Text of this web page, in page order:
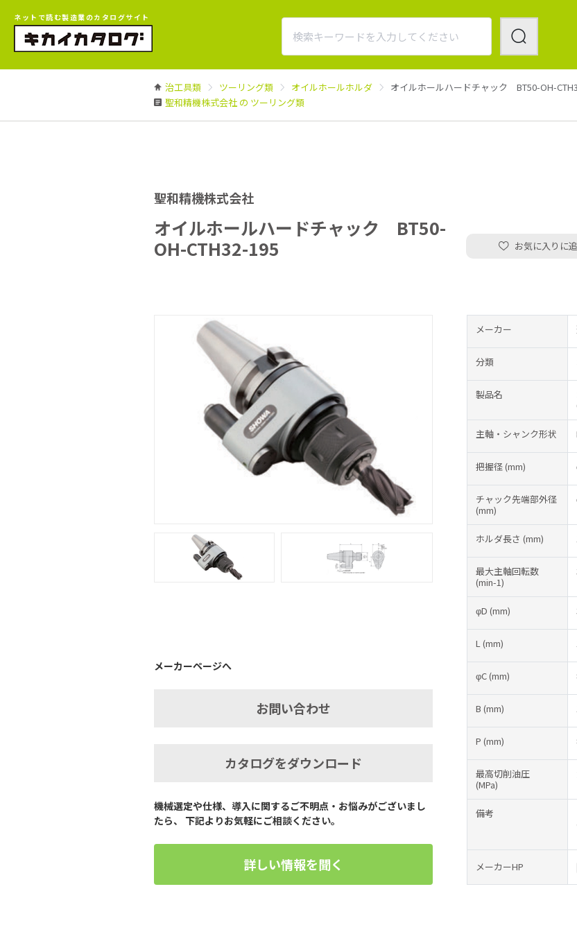
ネットで読む製造業のカタログサイト
治工具類 ツーリング類 オイルホールホルダ
オイルホールハードチャック BT50-OH-
聖和精機株式会社 の ツーリング類
聖和精機株式会社
オイルホールハードチャック BT50-
OH-CTH32-195
お気に入りに
メーカーページへ
お問い合わせ
カタログをダウンロード
機械選定や仕様、導入に関するご不明点・お悩みがございまし
たら、 下記よりお気軽にご相談ください。
詳しい情報を聞く
メーカー
分類
製品名
主軸・シャンク形状
把握径(mm)
チャック先端部外径
(mm)
ホルダ長さ (mm)
最大主軸回転数
(min-1)
φD (mm)
L (mm)
φC(mm)
B (mm)
P (mm)
最高切削油圧
(MPa)
備考
メーカーHP